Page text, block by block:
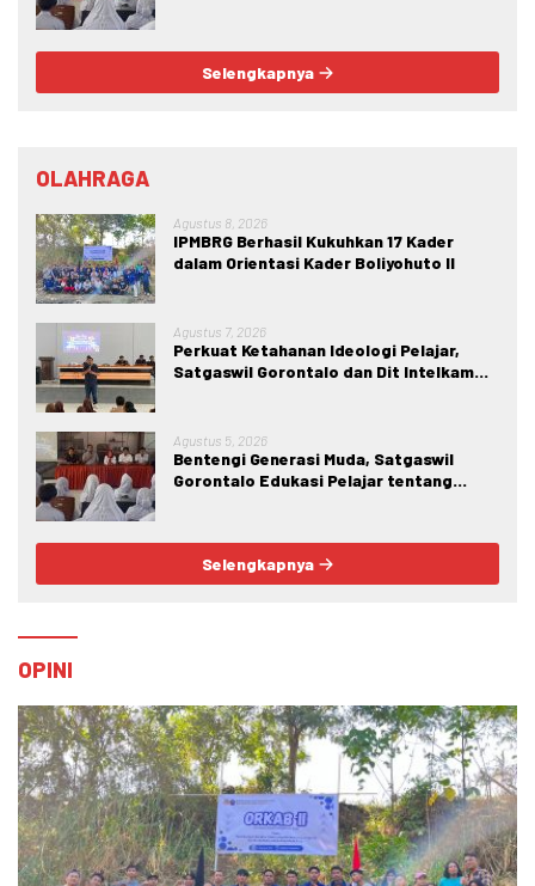
Selengkapnya
OLAHRAGA
Agustus 8, 2026
IPMBRG Berhasil Kukuhkan 17 Kader
dalam Orientasi Kader Boliyohuto II
Agustus 7, 2026
Perkuat Ketahanan Ideologi Pelajar,
Satgaswil Gorontalo dan Dit Intelkam
Kabila
Agustus 5, 2026
Bentengi Generasi Muda, Satgaswil
Gorontalo Edukasi Pelajar tentang
Selengkapnya
OPINI